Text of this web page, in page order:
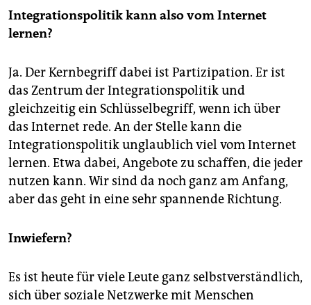
Integrationspolitik kann also vom Internet
lernen?
Ja. Der Kernbegriff dabei ist Partizipation. Er ist
das Zentrum der Integrationspolitik und
gleichzeitig ein Schlüsselbegriff, wenn ich über
das Internet rede. An der Stelle kann die
Integrationspolitik unglaublich viel vom Internet
lernen. Etwa dabei, Angebote zu schaffen, die jeder
nutzen kann. Wir sind da noch ganz am Anfang,
aber das geht in eine sehr spannende Richtung.
Inwiefern?
Es ist heute für viele Leute ganz selbstverständlich,
sich über soziale Netzwerke mit Menschen